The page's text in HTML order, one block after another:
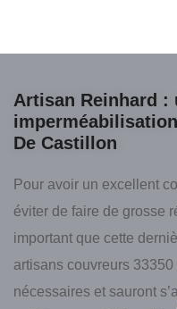
Artisan Reinhard :
De Castillon
Pour avoir un excellent
éviter de faire de grosse
important que cette
artisans couvreurs
nécessaires et sauront